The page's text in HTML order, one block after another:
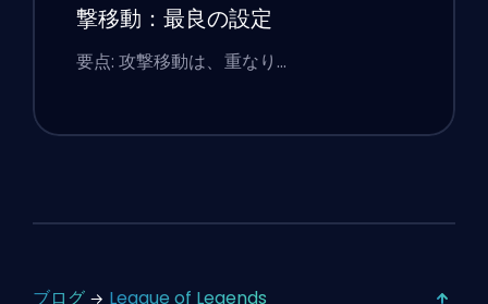
撃移動：最良の設定
要点: 攻撃移動は、重なり…
ブログ League of Legends